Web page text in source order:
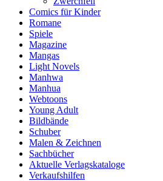
Comics für Kinder
Romane
Spiele
Magazine
Mangas
Light Novels
Manhwa
Manhua
Webtoons
Young Adult
Bildbände
Schuber
Malen & Zeichnen
Sachbücher
Aktuelle Verlagskataloge
Verkaufshilfen